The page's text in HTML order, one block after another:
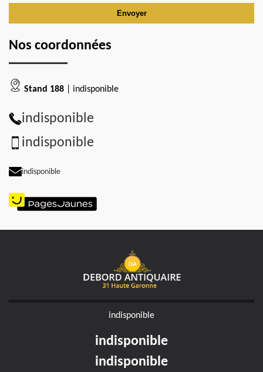
Nos coordonnées
Stand 188 | indisponible
indisponible
indisponible
indisponible
indisponible
indisponible
indisponible